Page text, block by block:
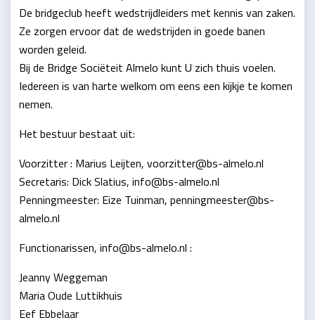
De bridgeclub heeft wedstrijdleiders met kennis van zaken.
Ze zorgen ervoor dat de wedstrijden in goede banen
worden geleid.
Bij de Bridge Sociëteit Almelo kunt U zich thuis voelen.
Iedereen is van harte welkom om eens een kijkje te komen
nemen.
Het bestuur bestaat uit:
Voorzitter : Marius Leijten, voorzitter@bs-almelo.nl
Secretaris: Dick Slatius, info@bs-almelo.nl
Penningmeester: Eize Tuinman, penningmeester@bs-
almelo.nl
Functionarissen, info@bs-almelo.nl :
Jeanny Weggeman
Maria Oude Luttikhuis
Eef Ebbelaar